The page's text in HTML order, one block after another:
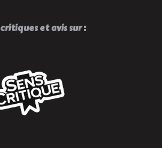
et avis sur :